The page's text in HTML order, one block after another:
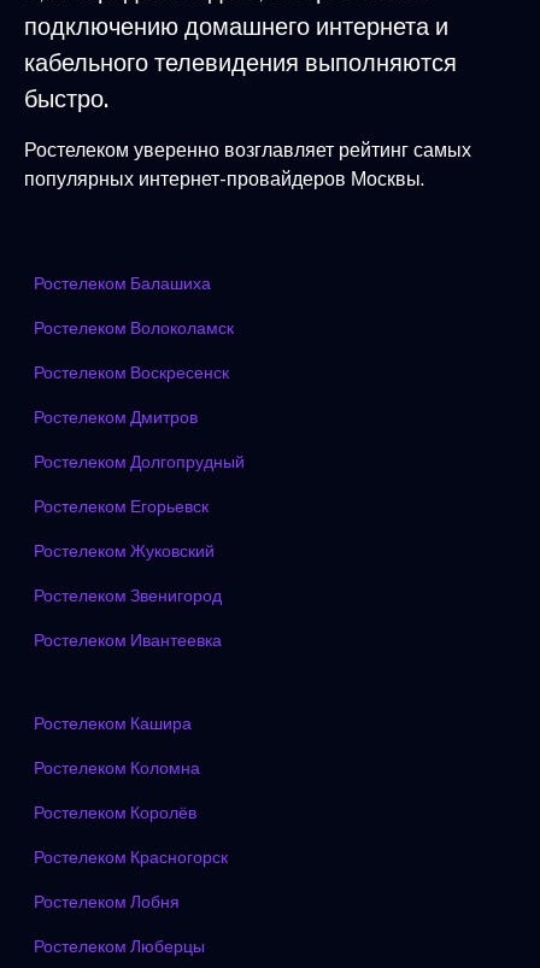
подключению домашнего интернета и
кабельного телевидения выполняются
быстро.
Ростелеком уверенно возглавляет рейтинг самых
популярных интернет-провайдеров Москвы.
Ростелеком Балашиха
Ростелеком Волоколамск
Ростелеком Воскресенск
Ростелеком Дмитров
Ростелеком Долгопрудный
Ростелеком Егорьевск
Ростелеком Жуковский
Ростелеком Звенигород
Ростелеком Ивантеевка
Ростелеком Кашира
Ростелеком Коломна
Ростелеком Королёв
Ростелеком Красногорск
Ростелеком Лобня
Ростелеком Люберцы